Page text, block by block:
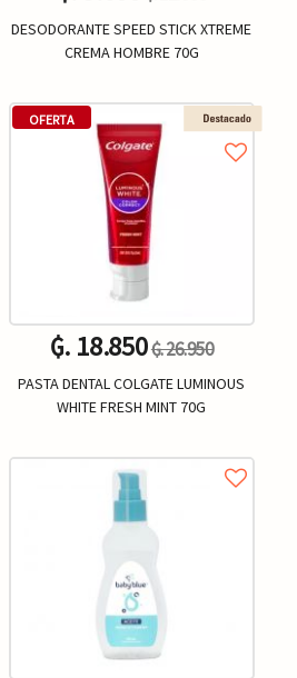
DESODORANTE SPEED STICK XTREME
CREMA HOMBRE 70G
- +
OFERTA
₲. 18.850₲. 26.950
PASTA DENTAL COLGATE LUMINOUS
WHITE FRESH MINT 70G
Un. +